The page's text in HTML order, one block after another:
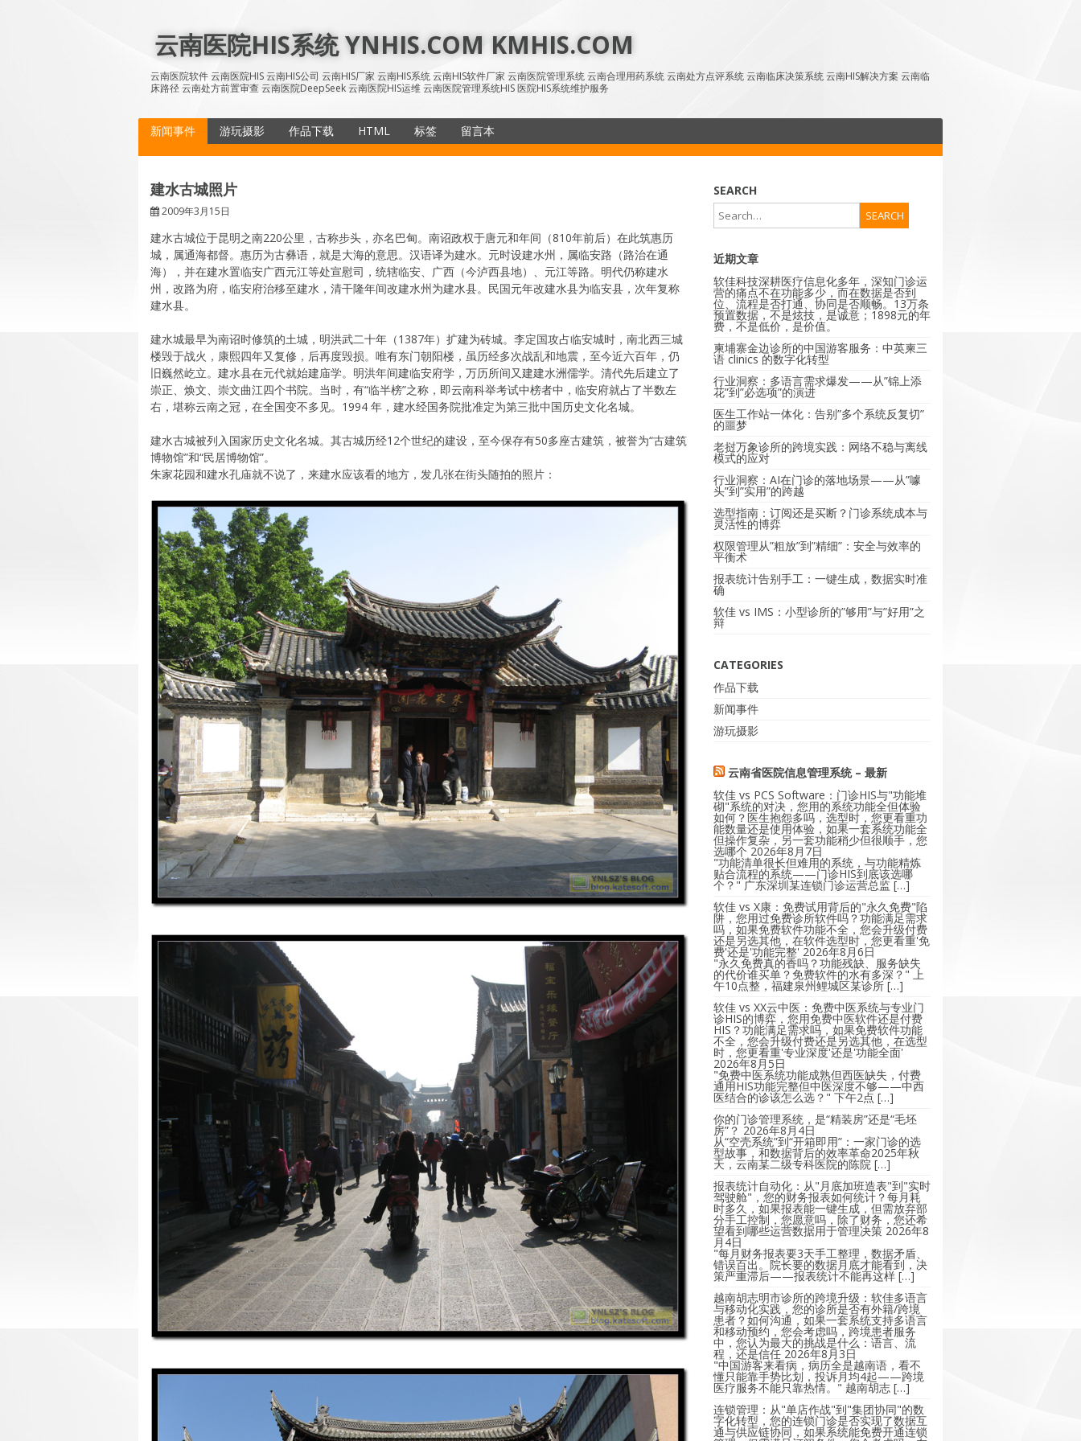
content
云南医院HIS系统 YNHIS.COM KMHIS.COM
云南医院软件 云南医院HIS 云南HIS公司 云南HIS厂家 云南HIS系统 云南HIS软件厂家 云南医院管理系统 云南合理用药系统 云南处方点评系统 云南临床决策系统 云南HIS解决方案 云南临
床路径 云南处方前置审查 云南医院DeepSeek 云南医院HIS运维 云南医院管理系统HIS 医院HIS系统维护服务
新闻事件 游玩摄影 作品下载
HTML
SiteMap
标签 留言本
建水古城照片
2009年3月15日
建水古城位于昆明之南220公里，古称步头，亦名巴甸。南诏政权于唐元和年间（810年前后）在此筑惠历
城，属通海都督。惠历为古彝语，就是大海的意思。汉语译为建水。元时设建水州，属临安路（路治在通
海），并在建水置临安广西元江等处宣慰司，统辖临安、广西（今泸西县地）、元江等路。明代仍称建水
州，改路为府，临安府治移至建水，清干隆年间改建水州为建水县。民国元年改建水县为临安县，次年复称
建水县。
建水城最早为南诏时修筑的土城，明洪武二十年（1387年）扩建为砖城。李定国攻占临安城时，南北西三城
楼毁于战火，康熙四年又复修，后再度毁损。唯有东门朝阳楼，虽历经多次战乱和地震，至今近六百年，仍
旧巍然屹立。建水县在元代就始建庙学。明洪年间建临安府学，万历所间又建建水洲儒学。清代先后建立了
崇正、焕文、崇文曲江四个书院。当时，有“临半榜”之称，即云南科举考试中榜者中，临安府就占了半数左
右，堪称云南之冠，在全国变不多见。1994 年，建水经国务院批准定为第三批中国历史文化名城。
建水古城被列入国家历史文化名城。其古城历经12个世纪的建设，至今保存有50多座古建筑，被誉为“古建筑
博物馆”和“民居博物馆”。
朱家花园和建水孔庙就不说了，来建水应该看的地方，发几张在街头随拍的照片：
SEARCH
近期文章
软佳科技深耕医疗信息化多年，深知门诊运
营的痛点不在功能多少，而在数据是否到
位、流程是否打通、协同是否顺畅。13万条
预置数据，不是炫技，是诚意；1898元的年
费，不是低价，是价值。
柬埔寨金边诊所的中国游客服务：中英柬三
语 clinics 的数字化转型
行业洞察：多语言需求爆发——从”锦上添
花”到”必选项”的演进
医生工作站一体化：告别”多个系统反复切”
的噩梦
老挝万象诊所的跨境实践：网络不稳与离线
模式的应对
行业洞察：AI在门诊的落地场景——从”噱
头”到”实用”的跨越
选型指南：订阅还是买断？门诊系统成本与
灵活性的博弈
权限管理从”粗放”到”精细”：安全与效率的
平衡术
报表统计告别手工：一键生成，数据实时准
确
软佳 vs IMS：小型诊所的”够用”与”好用”之
辩
CATEGORIES
作品下载
新闻事件
游玩摄影
云南省医院信息管理系统 – 最新
软佳 vs PCS Software：门诊HIS与"功能堆
砌"系统的对决，您用的系统功能全但体验
如何？医生抱怨多吗，选型时，您更看重功
能数量还是使用体验，如果一套系统功能全
但操作复杂，另一套功能稍少但很顺手，您
选哪个 2026年8月7日
"功能清单很长但难用的系统，与功能精炼
贴合流程的系统——门诊HIS到底该选哪
个？" 广东深圳某连锁门诊运营总监 […]
软佳 vs X康：免费试用背后的"永久免费"陷
阱，您用过免费诊所软件吗？功能满足需求
吗，如果免费软件功能不全，您会升级付费
还是另选其他，在软件选型时，您更看重'免
费'还是'功能完整' 2026年8月6日
"永久免费真的香吗？功能残缺、服务缺失
的代价谁买单？免费软件的水有多深？" 上
午10点整，福建泉州鲤城区某诊所 […]
软佳 vs XX云中医：免费中医系统与专业门
诊HIS的博弈，您用免费中医软件还是付费
HIS？功能满足需求吗，如果免费软件功能
不全，您会升级付费还是另选其他，在选型
时，您更看重'专业深度'还是'功能全面'
2026年8月5日
"免费中医系统功能成熟但西医缺失，付费
通用HIS功能完整但中医深度不够——中西
医结合的诊该怎么选？" 下午2点 […]
你的门诊管理系统，是“精装房”还是“毛坯
房”？ 2026年8月4日
从“空壳系统”到“开箱即用”：一家门诊的选
型故事，和数据背后的效率革命2025年秋
天，云南某二级专科医院的陈院 […]
报表统计自动化：从"月底加班造表"到"实时
驾驶舱"，您的财务报表如何统计？每月耗
时多久，如果报表能一键生成，但需放弃部
分手工控制，您愿意吗，除了财务，您还希
望看到哪些运营数据用于管理决策 2026年8
月4日
"每月财务报表要3天手工整理，数据矛盾、
错误百出。院长要的数据月底才能看到，决
策严重滞后——报表统计不能再这样 […]
越南胡志明市诊所的跨境升级：软佳多语言
与移动化实践，您的诊所是否有外籍/跨境
患者？如何沟通，如果一套系统支持多语言
和移动预约，您会考虑吗，跨境患者服务
中，您认为最大的挑战是什么：语言、流
程，还是信任 2026年8月3日
"中国游客来看病，病历全是越南语，看不
懂只能靠手势比划，投诉月均4起——跨境
医疗服务不能只靠热情。" 越南胡志 […]
连锁管理：从"单店作战"到"集团协同"的数
字化转型，您的连锁门诊是否实现了数据互
通与供应链协同，如果系统能免费开通连锁